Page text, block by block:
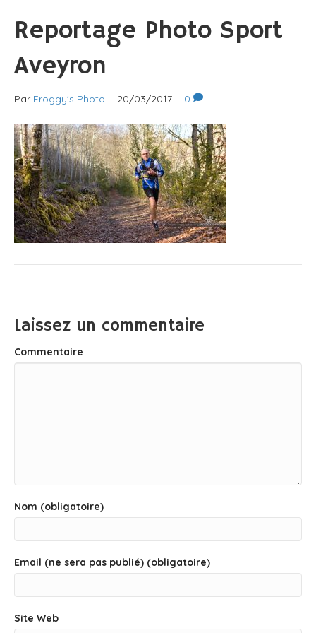
Reportage Photo Sport
Aveyron
Par Froggy's Photo | 20/03/2017 | 0
Laissez un commentaire
Commentaire
Nom (obligatoire)
Email (ne sera pas publié) (obligatoire)
Site Web